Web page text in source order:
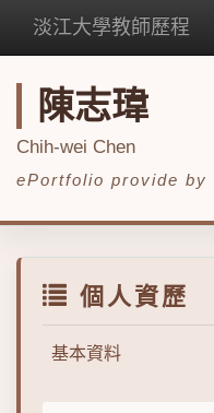
淡江大學教師歷程
陳志瑋
Chih-wei Chen
ePortfolio provide by
個人資歷
基本資料